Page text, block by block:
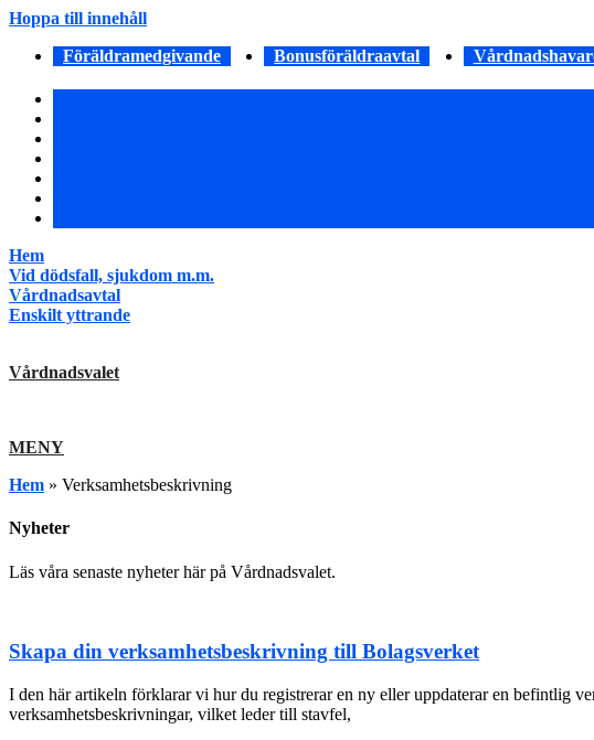
Hoppa till innehåll
Föräldramedgivande
Bonusföräldraavtal
Hem
Vid dödsfall, sjukdom m.m.
Vårdnadsavtal
Enskilt yttrande
Vårdnadsvalet
MENY
Hem » Verksamhetsbeskrivning
Nyheter
Läs våra senaste nyheter här på Vårdnadsvalet.
Skapa din verksamhetsbeskrivning till Bolagsverket
I den här artikeln förklarar vi hur du registrerar en ny eller uppdaterar en befintlig
verksamhetsbeskrivningar, vilket leder till stavfel,